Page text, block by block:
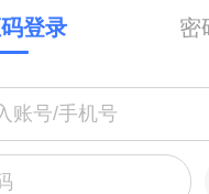
骤及注意事项
将在6月15-16日进行，各地准
。请各位考生及时登录中国
携带有效身份证件及准考证才
登录 密